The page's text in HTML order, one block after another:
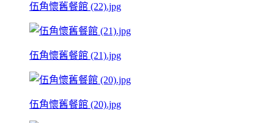
伍角懷舊餐館 (22).jpg
伍角懷舊餐館 (21).jpg
伍角懷舊餐館 (20).jpg